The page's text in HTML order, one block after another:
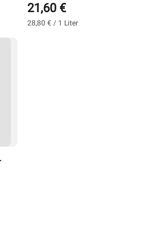
21,60 €
28,80 € / 1 Liter